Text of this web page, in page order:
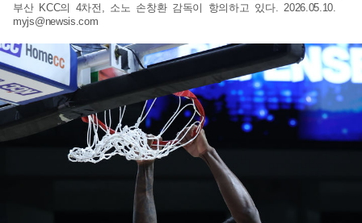
부산 KCC의 4차전, 소노 손창환 감독이 항의하고 있다. 2026.05.10.
myjs@newsis.com